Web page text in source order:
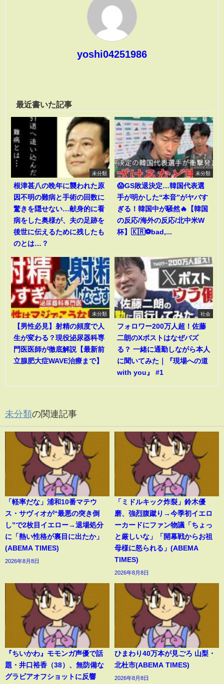
yoshi04251986
最近書いた記事
未分類
根津甚八の晩年に襲われた原
因不明の難病と手術の回数に
驚きを隠せない…献身的に看
病をした奥様が、夫の足跡を
後世に伝えるために残したも
のとは…？
未分類
😱GS敗退決定…韓国代表選
手が明かした“本音”がヤバす
ぎる！韓国中が騒然🔥【韓国
の反応/海外の反応/北中米W
杯】🇰🇷⚽bad,...
未分類
【男性必見】射精の頻度で人
生が変わる？現役泌尿器科専
門医医師が徹底解説【最新前
立腺肥大症WAVE治療まで】
社会
フォロワー200万人超！佐藤
二朗のXポストはなぜバズ
る？ 一緒に通勤しながら本人
に聞いてみた｜『現場への道
with you』 #1
未分類の関連記事
「軽率だな」浦和10番マテウ
ス・サヴィオが“最悪の突き倒
し”で2枚目イエロー→退場処分
に「熱い性格が裏目に出たか」
(ABEMA TIMES)
2026年8月8日
「ミドルキック炸裂」鈴木優
磨、強烈腹蹴り→今季初イエロ
ーカードにファン物議「ちょっ
と厳しいな」「開幕戦からお祖
母様に怒られる」(ABEMA
TIMES)
2026年8月8日
『ちいかわ』モモンガ声優で話
題・井口裕香（38）、無防備な
グラビアオフショットに反響
ひまわり40万本が見ごろ 山梨・
北杜市(ABEMA TIMES)
2026年8月8日